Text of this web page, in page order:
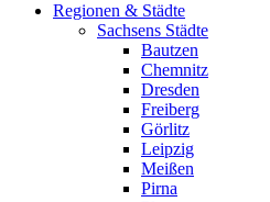
Regionen & Städte
Sachsens Städte
Bautzen
Chemnitz
Dresden
Freiberg
Görlitz
Leipzig
Meißen
Pirna